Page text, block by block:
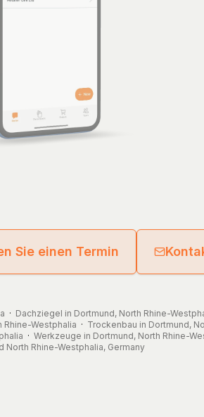
Sie einen Termin
· Dachziegel in Dortmund, North Rhine-
Rhine-Westphalia · Trockenbau in Dortmund,
· Werkzeuge in Dortmund, North Rhine-
North Rhine-Westphalia, Germany